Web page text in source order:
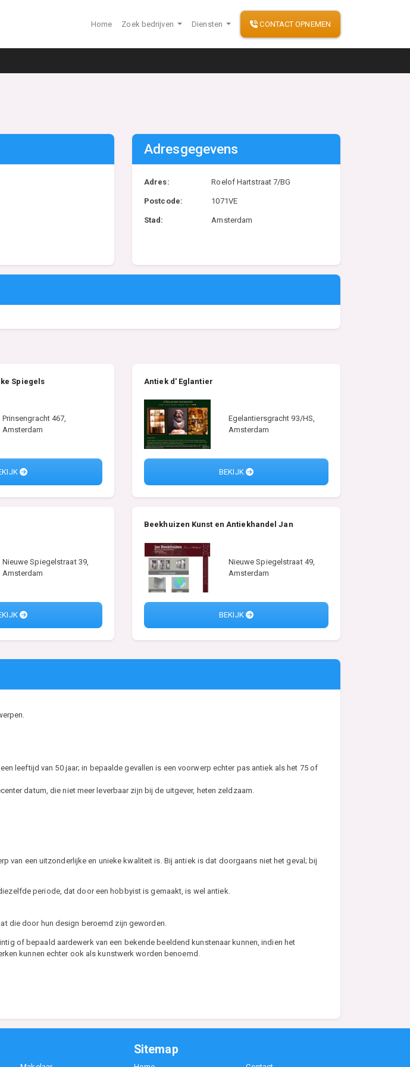
Home Zoek bedrijven Diensten CONTACT OPNEMEN
Adresgegevens
Adres: Roelof Hartstraat 7/BG
Postcode: 1071VE
Stad: Amsterdam
Spiegels
Prinsengracht 467,
Amsterdam
Antiek d' Eglantier
Egelantiersgracht 93/HS,
Amsterdam
BEKIJK
Nieuwe Spiegelstraat 39,
Amsterdam
Beekhuizen Kunst en Antiekhandel Jan
Nieuwe Spiegelstraat 49,
Amsterdam
BEKIJK
leeftijd van 50 jaar; in bepaalde gevallen is een voorwerp echter pas antiek als het 75 of
datum, die niet meer leverbaar zijn bij de uitgever, heten zeldzaam.
van een uitzonderlijke en unieke kwaliteit is. Bij antiek is dat doorgaans niet het geval; bij
periode, dat door een hobbyist is gemaakt, is wel antiek.
die door hun design beroemd zijn geworden.
of bepaald aardewerk van een bekende beeldend kunstenaar kunnen, indien het
kunnen echter ook als kunstwerk worden benoemd.
Sitemap